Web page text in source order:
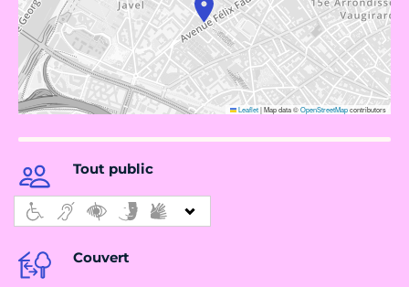
Leaflet|Map data ©OpenStreetMapcontributors
Tout public
Couvert